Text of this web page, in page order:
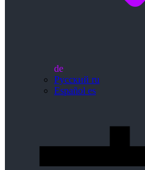
de
Русский ru
Español es